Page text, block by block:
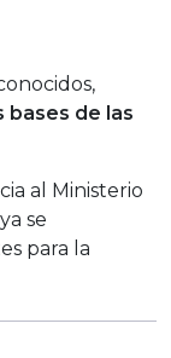
bases de las
al Ministerio
se
para la